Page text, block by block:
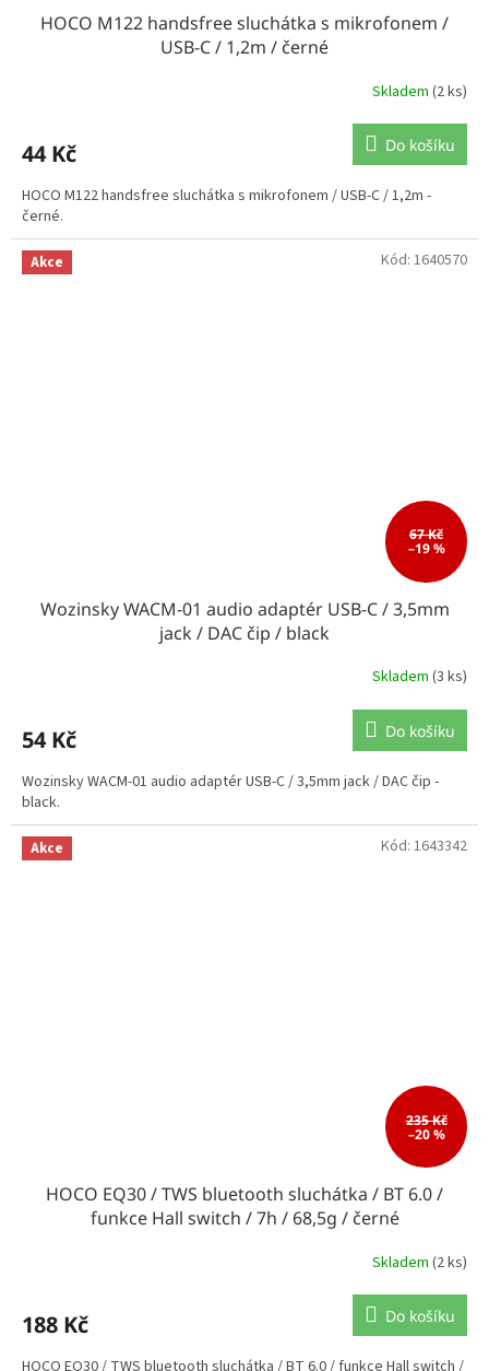
HOCO M122 handsfree sluchátka s mikrofonem /
USB-C / 1,2m / černé
Skladem (2 ks)
44 Kč Do košíku
HOCO M122 handsfree sluchátka s mikrofonem / USB-C / 1,2m -
černé.
Akce
67 Kč
–19 %
Wozinsky WACM-01 audio adaptér USB-C / 3,5mm
jack / DAC čip / black
Skladem (3 ks)
54 Kč Do košíku
Wozinsky WACM-01 audio adaptér USB-C / 3,5mm jack / DAC čip -
black.
Kód: 1640570
Akce
235 Kč
–20 %
HOCO EQ30 / TWS bluetooth sluchátka / BT 6.0 /
funkce Hall switch / 7h / 68,5g / černé
Skladem (2 ks)
188 Kč Do košíku
Kód: 1643342